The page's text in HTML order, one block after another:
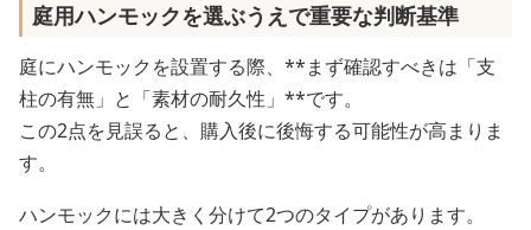
庭用ハンモックを選ぶうえで重要な判断基準
庭にハンモックを設置する際、**まず確認すべきは「支
柱の有無」と「素材の耐久性」**です。
この2点を見誤ると、購入後に後悔する可能性が高まりま
す。
ハンモックには大きく分けて2つのタイプがあります。